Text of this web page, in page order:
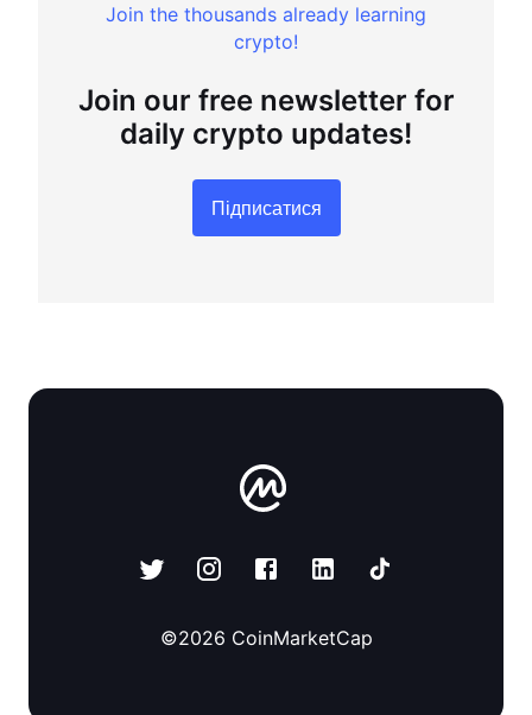
Join the thousands already learning
crypto!
Join our free newsletter for
daily crypto updates!
Підписатися
©2026 CoinMarketCap